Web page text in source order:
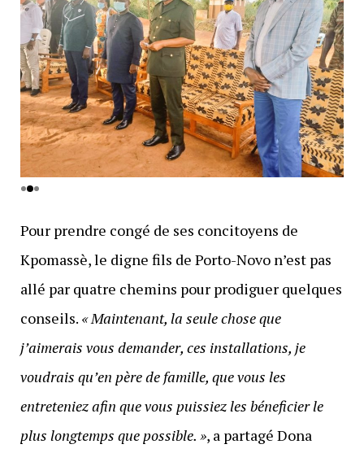
Pour prendre congé de ses concitoyens de
Kpomassè, le digne fils de Porto-Novo n’est pas
allé par quatre chemins pour prodiguer quelques
conseils. « Maintenant, la seule chose que
j’aimerais vous demander, ces installations, je
voudrais qu’en père de famille, que vous les
entreteniez afin que vous puissiez les béneficier le
plus longtemps que possible. », a partagé Dona